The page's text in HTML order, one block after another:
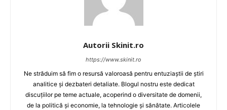
Autorii Skinit.ro
https://www.skinit.ro
Ne străduim să fim o resursă valoroasă pentru entuziaștii de știri
analitice și dezbateri detaliate. Blogul nostru este dedicat
discuțiilor pe teme actuale, acoperind o diversitate de domenii,
de la politică și economie, la tehnologie și sănătate. Articolele